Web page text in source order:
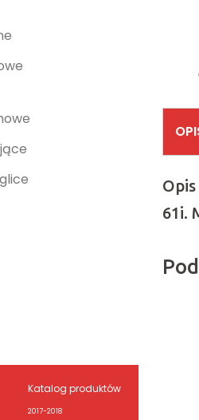
61i.
Katalog produktów
2017-2018